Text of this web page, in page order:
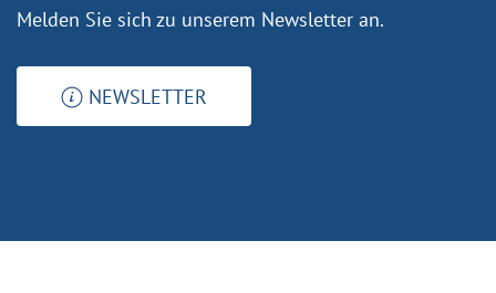
Melden Sie sich zu unserem Newsletter an.
NEWSLETTER